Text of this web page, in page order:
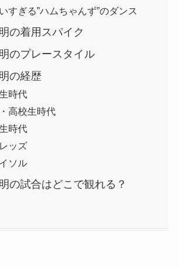
すぎる”ハムちゃんず”のダンス
の着用スパイク
のプレースタイル
の経歴
時代
高校生時代
時代
ッズ
ソル
の試合はどこで観れる？